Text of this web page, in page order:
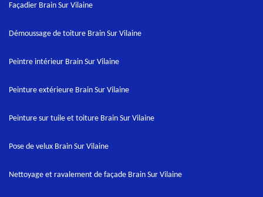
Façadier Brain Sur Vilaine
Démoussage de toiture Brain Sur Vilaine
Peintre intérieur Brain Sur Vilaine
Peinture extérieure Brain Sur Vilaine
Peinture sur tuile et toiture Brain Sur Vilaine
Pose de velux Brain Sur Vilaine
Nettoyage et ravalement de façade Brain Sur Vilaine